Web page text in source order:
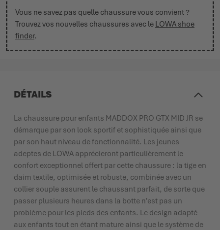
Vous ne savez pas quelle chaussure vous convient ?
Trouvez vos nouvelles chaussures avec le LOWA shoe
finder.
DÉTAILS
La chaussure pour enfants MADDOX PRO GTX MID JR se
démarque par son look sportif et sophistiquée ainsi que
par son haut niveau de fonctionnalité. Les jeunes
adeptes de LOWA apprécieront particulièrement le
confort exceptionnel offert par cette chaussure : la tige en
daim textile, optimisée et robuste, combinée avec un
collier souple assurent le chaussant parfait, de sorte que
passer plusieurs heures dans la botte n'est pas un
problème pour les pieds des enfants. Le design adapté
aux enfants tout en étant mature ainsi que le système de